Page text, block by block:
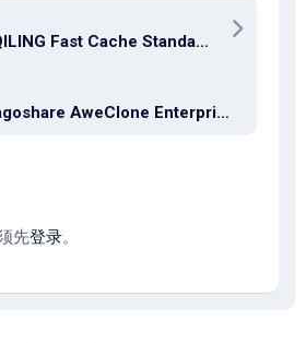
系统优化工具 QILING Fast Cache Standard / Server 3.2.2.20260201
硬盘克隆 Magoshare AweClone Enterprise v3.2
先登录。